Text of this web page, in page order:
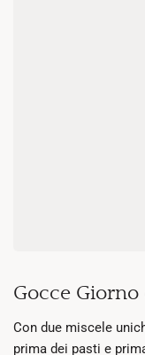
Gocce
Con due miscele
prima dei pasti e